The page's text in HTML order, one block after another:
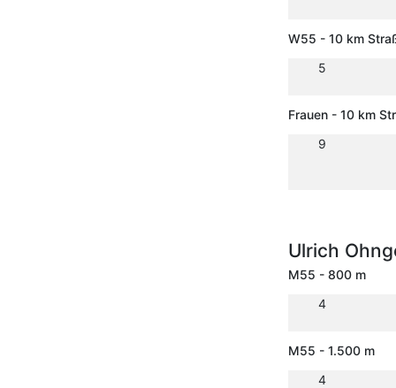
W55 - 10 km
5
Frauen - 10 km
9
Ulrich
M55 - 800 m
4
M55 - 1.500 m
4